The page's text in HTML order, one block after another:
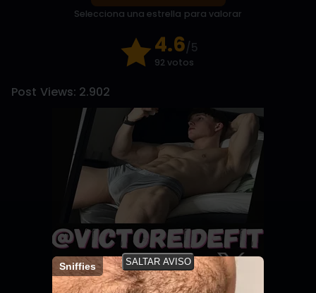
Selecciona una estrella para valorar
4.6/5
92 votos
Post Views: 2.902
Sniffies SALTAR AVISO